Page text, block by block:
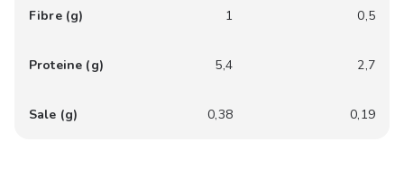
Fibre (g) 1 0,5
Proteine (g) 5,4 2,7
Sale (g) 0,38 0,19